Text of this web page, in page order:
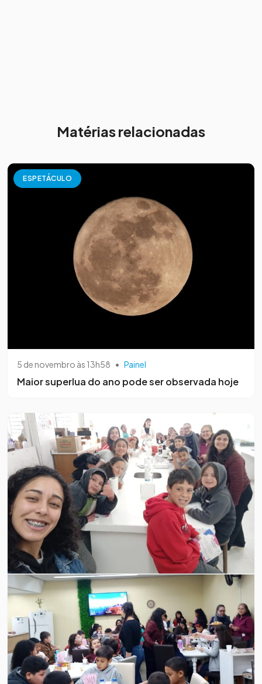
Matérias relacionadas
ESPETÁCULO
5 de novembro às 13h58 • Painel
Maior superlua do ano pode ser observada hoje